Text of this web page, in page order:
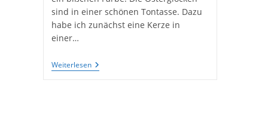
sind in einer schönen Tontasse. Dazu
habe ich zunächst eine Kerze in
einer…
WeiterlesenDeko-
Ideen